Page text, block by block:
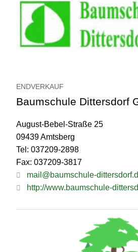
ENDVERKAUF
Baumschule Dittersdorf
August-Bebel-Straße 25
09439 Amtsberg
Tel: 037209-2898
Fax: 037209-3817
mail@baumschule-
http://www.baumschule-